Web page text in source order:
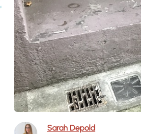
Sarah Depold